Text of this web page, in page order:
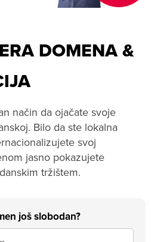
DOMENA &
način da ojačate svoje
Bilo da ste lokalna
svoj
jasno pokazujete
tržištem.
još slobodan?